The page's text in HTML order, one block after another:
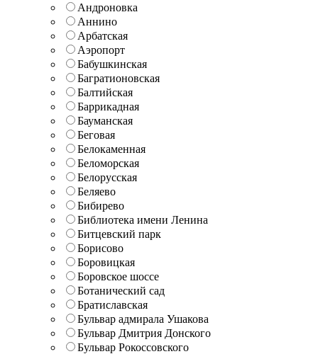
Андроновка
Аннино
Арбатская
Аэропорт
Бабушкинская
Багратионовская
Балтийская
Баррикадная
Бауманская
Беговая
Белокаменная
Беломорская
Белорусская
Беляево
Бибирево
Библиотека имени Ленина
Битцевский парк
Борисово
Боровицкая
Боровское шоссе
Ботанический сад
Братиславская
Бульвар адмирала Ушакова
Бульвар Дмитрия Донского
Бульвар Рокоссовского